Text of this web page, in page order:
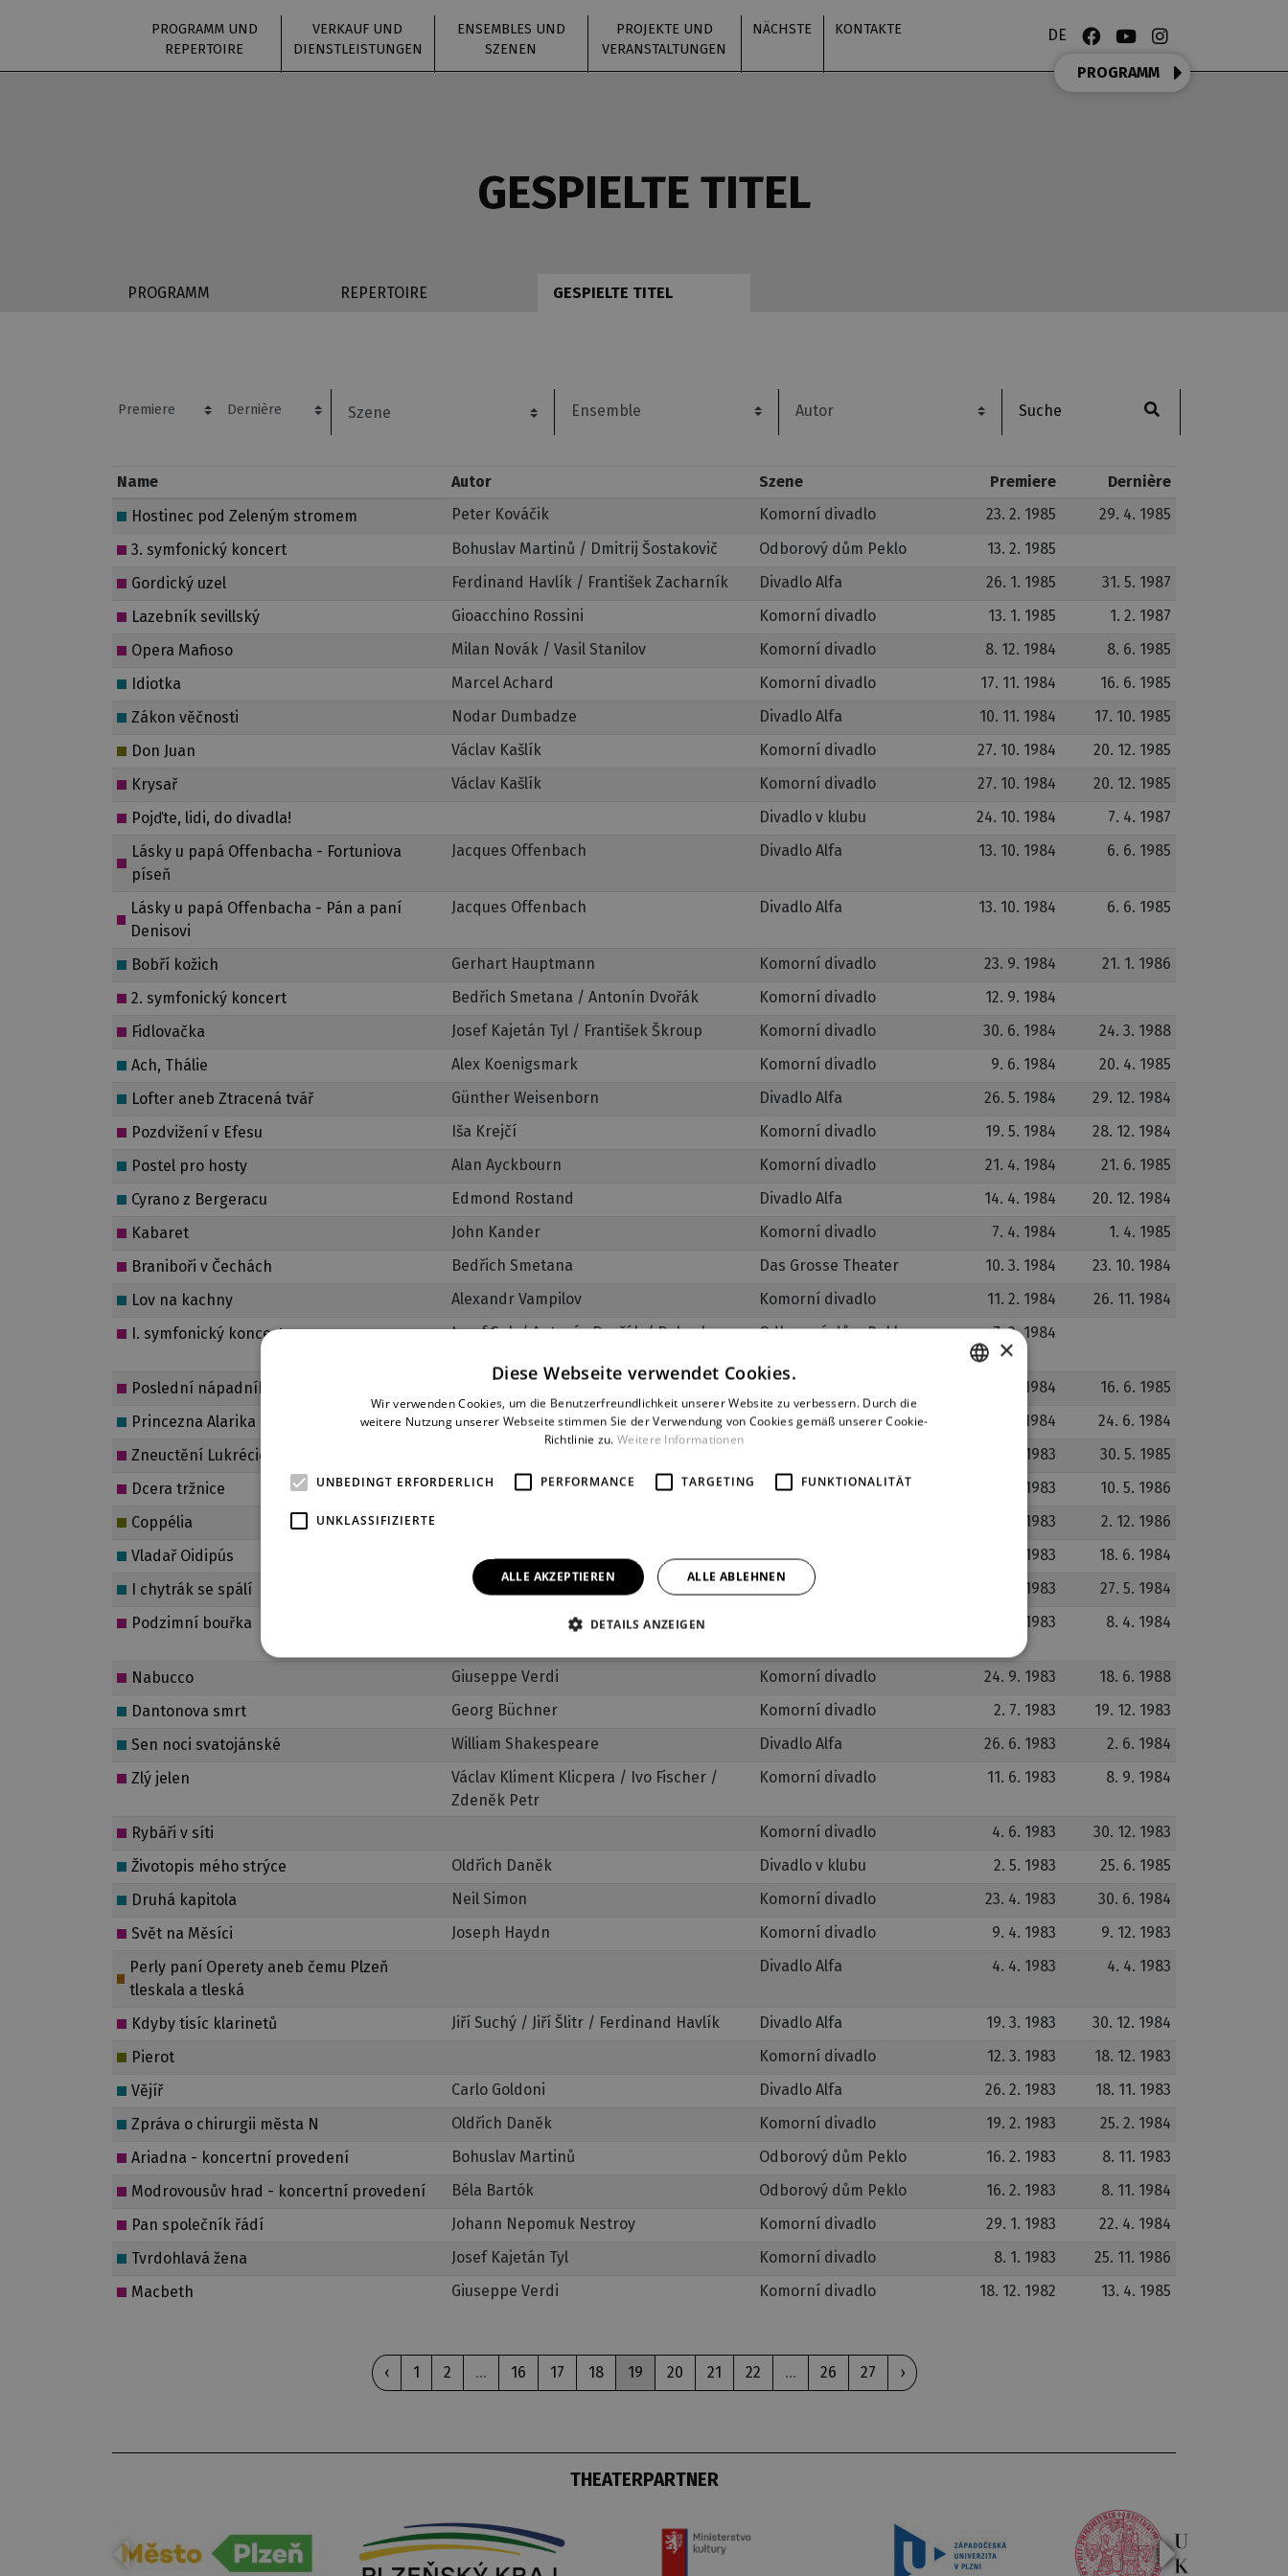
PROGRAMM UND
REPERTOIRE
VERKAUF UND
DIENSTLEISTUNGEN
ENSEMBLES UND
SZENEN
PROJEKTE UND
VERANSTALTUNGEN
NÄCHSTE KONTAKTE DE
PROGRAMM
GESPIELTE TITEL
PROGRAMM REPERTOIRE GESPIELTE TITEL
Name Autor Szene Premiere
Dernière
Hostinec pod Zeleným stromem
Peter Kováčik Komorní divadlo 23. 2. 1985
29. 4. 1985
3. symfonický koncert
Bohuslav Martinů / Dmitrij Šostakovič Odborový dům Peklo
13. 2. 1985
Gordický uzel
Ferdinand Havlík / František Zacharník Divadlo Alfa 26. 1. 1985
31. 5. 1987
Lazebník sevillský
Gioacchino Rossini Komorní divadlo 13. 1. 1985
1. 2. 1987
Opera Mafioso
Milan Novák / Vasil Stanilov Komorní divadlo 8. 12. 1984
8. 6. 1985
Idiotka
Marcel Achard Komorní divadlo 17. 11. 1984
16. 6. 1985
Zákon věčnosti
Nodar Dumbadze Divadlo Alfa 10. 11. 1984
17. 10. 1985
Don Juan
Václav Kašlík Komorní divadlo 27. 10. 1984
20. 12. 1985
Krysař
Václav Kašlík Komorní divadlo 27. 10. 1984
20. 12. 1985
Pojďte, lidi, do divadla!
Divadlo v klubu 24. 10. 1984
7. 4. 1987
Lásky u papá Offenbacha - Fortuniova
píseň
Jacques Offenbach Divadlo Alfa 13. 10. 1984 6. 6. 1985
Lásky u papá Offenbacha - Pán a paní
Denisovi
Jacques Offenbach Divadlo Alfa 13. 10. 1984 6. 6. 1985
Bobří kožich Gerhart Hauptmann Komorní divadlo 23. 9. 1984
21. 1. 1986
2. symfonický koncert
Bedřich Smetana / Antonín Dvořák Komorní divadlo
12. 9. 1984
Fidlovačka
Josef Kajetán Tyl / František Škroup Komorní divadlo 30. 6. 1984
24. 3. 1988
Ach, Thálie
Alex Koenigsmark Komorní divadlo 9. 6. 1984
20. 4. 1985
Lofter aneb Ztracená tvář
Günther Weisenborn Divadlo Alfa 26. 5. 1984
29. 12. 1984
Pozdvižení v Efesu
Iša Krejčí Komorní divadlo 19. 5. 1984
28. 12. 1984
Postel pro hosty
Alan Ayckbourn Komorní divadlo 21. 4. 1984
21. 6. 1985
Cyrano z Bergeracu
Edmond Rostand Divadlo Alfa 14. 4. 1984
20. 12. 1984
Kabaret
John Kander Komorní divadlo 7. 4. 1984
1. 4. 1985
Braniboři v Čechách
Bedřich Smetana Das Grosse Theater 10. 3. 1984
23. 10. 1984
Lov na kachny
Alexandr Vampilov Komorní divadlo 11. 2. 1984
26. 11. 1984
I. symfonický koncert
Josef Suk / Antonín Dvořák / Bohuslav
Odborový dům Peklo 7. 2. 1984
Poslední nápadník madame Hussonové 28. 1. 1984
16. 6. 1985
Princezna Alarika
Jacques Audiberti Komorní divadlo 21. 1. 1984
24. 6. 1984
Zneuctění Lukrécie
17. 12. 1983
30. 5. 1985
Dcera tržnice
Alexandre Lecocq Komorní divadlo 3. 12. 1983
10. 5. 1986
Coppélia
26. 11. 1983
2. 12. 1986
Vladař Oidipús
Divadlo Alfa 19. 11. 1983
18. 6. 1984
I chytrák se spálí
Alexandr Nikolajevič Ostrovskij Komorní divadlo 15. 10. 1983
27. 5. 1984
Podzimní bouřka
Henry Krtschil / Ursula Damm
25. 9. 1983 8. 4. 1984
Nabucco Giuseppe Verdi Komorní divadlo 24. 9. 1983
18. 6. 1988
Dantonova smrt
Georg Büchner Komorní divadlo 2. 7. 1983
19. 12. 1983
Sen noci svatojánské
William Shakespeare Divadlo Alfa 26. 6. 1983
2. 6. 1984
Zlý jelen
Václav Kliment Klicpera / Ivo Fischer /
Zdeněk Petr
Komorní divadlo 11. 6. 1983 8. 9. 1984
Rybáři v síti Komorní divadlo 4. 6. 1983
30. 12. 1983
Životopis mého strýce
Oldřich Daněk Divadlo v klubu 2. 5. 1983
25. 6. 1985
Druhá kapitola
Neil Simon Komorní divadlo 23. 4. 1983
30. 6. 1984
Svět na Měsíci
Joseph Haydn Komorní divadlo 9. 4. 1983
9. 12. 1983
Perly paní Operety aneb čemu Plzeň
tleskala a tleská
Divadlo Alfa 4. 4. 1983 4. 4. 1983
Kdyby tisíc klarinetů Jiří Suchý / Jiří Šlitr / Ferdinand Havlík Divadlo Alfa 19. 3. 1983
30. 12. 1984
Pierot
Komorní divadlo 12. 3. 1983
18. 12. 1983
Vějíř
Carlo Goldoni Divadlo Alfa 26. 2. 1983
18. 11. 1983
Zpráva o chirurgii města N
Oldřich Daněk Komorní divadlo 19. 2. 1983
25. 2. 1984
Ariadna - koncertní provedení
Bohuslav Martinů Odborový dům Peklo 16. 2. 1983
8. 11. 1983
Modrovousův hrad - koncertní provedení
Béla Bartók Odborový dům Peklo 16. 2. 1983
8. 11. 1984
Pan společník řádí
Johann Nepomuk Nestroy Komorní divadlo 29. 1. 1983
22. 4. 1984
Tvrdohlavá žena
Josef Kajetán Tyl Komorní divadlo 8. 1. 1983
25. 11. 1986
Macbeth
Giuseppe Verdi Komorní divadlo 18. 12. 1982 13. 4. 1985
‹ 1 2 ... 16 17 18 19 20 21 22 ... 26 27 ›
THEATERPARTNER
×
Diese Webseite verwendet Cookies.
Wir verwenden Cookies, um die Benutzerfreundlichkeit unserer Website zu verbessern. Durch die
weitere Nutzung unserer Webseite stimmen Sie der Verwendung von Cookies gemäß unserer Cookie-
Richtlinie zu. Weitere Informationen
UNBEDINGT ERFORDERLICH PERFORMANCE TARGETING FUNKTIONALITÄT
UNKLASSIFIZIERTE
ALLE AKZEPTIEREN ALLE ABLEHNEN
DETAILS ANZEIGEN